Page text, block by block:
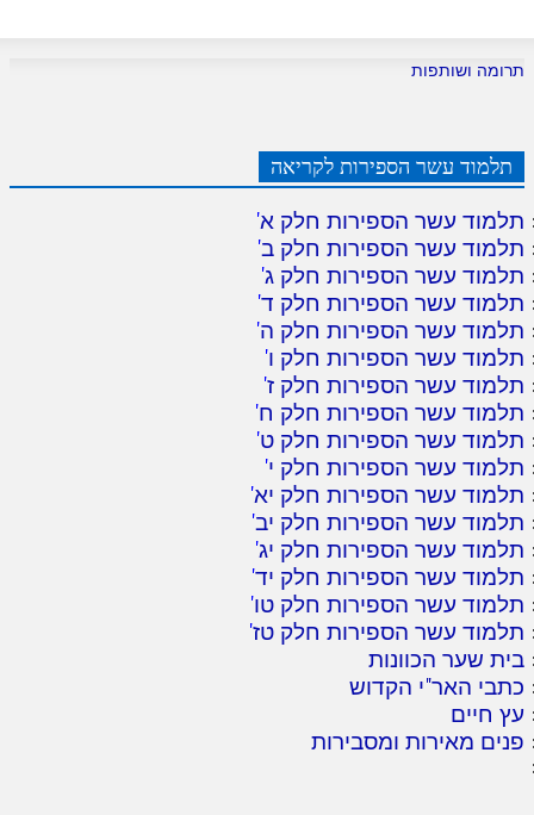
תרומה ושותפות
תלמוד עשר הספירות לקריאה
תלמוד עשר הספירות חלק א'
תלמוד עשר הספירות חלק ב'
תלמוד עשר הספירות חלק ג'
תלמוד עשר הספירות חלק ד'
תלמוד עשר הספירות חלק ה'
תלמוד עשר הספירות חלק ו'
תלמוד עשר הספירות חלק ז'
תלמוד עשר הספירות חלק ח'
תלמוד עשר הספירות חלק ט'
תלמוד עשר הספירות חלק י'
תלמוד עשר הספירות חלק יא'
תלמוד עשר הספירות חלק יב'
תלמוד עשר הספירות חלק יג'
תלמוד עשר הספירות חלק יד'
תלמוד עשר הספירות חלק טו'
תלמוד עשר הספירות חלק טז'
בית שער הכוונות
כתבי האר"י הקדוש
עץ חיים
פנים מאירות ומסבירות